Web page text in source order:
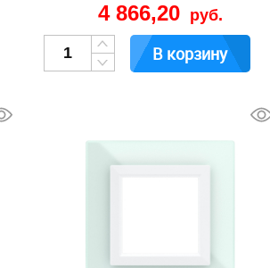
4 866,20 руб.
В корзину